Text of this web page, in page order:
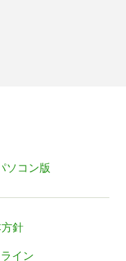
ソコン版
針
イン